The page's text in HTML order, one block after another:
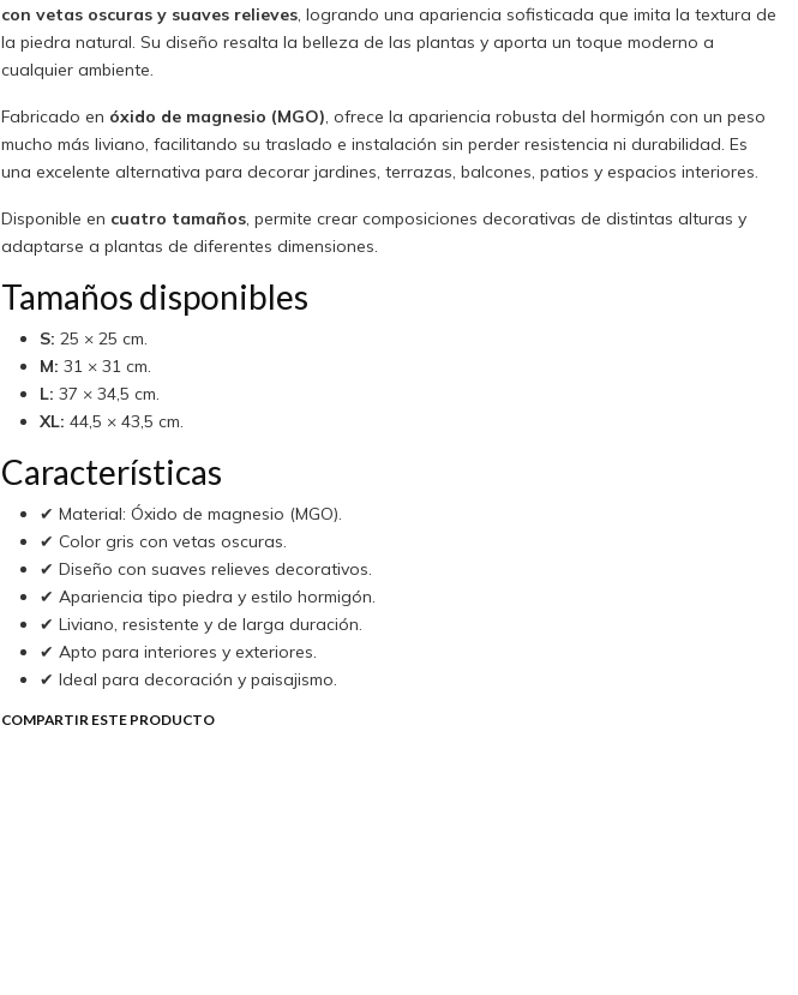
con vetas oscuras y suaves relieves, logrando una apariencia sofisticada que imita la textura de
la piedra natural. Su diseño resalta la belleza de las plantas y aporta un toque moderno a
cualquier ambiente.
Fabricado en óxido de magnesio (MGO), ofrece la apariencia robusta del hormigón con un peso
mucho más liviano, facilitando su traslado e instalación sin perder resistencia ni durabilidad. Es
una excelente alternativa para decorar jardines, terrazas, balcones, patios y espacios interiores.
Disponible en cuatro tamaños, permite crear composiciones decorativas de distintas alturas y
adaptarse a plantas de diferentes dimensiones.
Tamaños disponibles
S: 25 × 25 cm.
M: 31 × 31 cm.
L: 37 × 34,5 cm.
XL: 44,5 × 43,5 cm.
Características
✔ Material: Óxido de magnesio (MGO).
✔ Color gris con vetas oscuras.
✔ Diseño con suaves relieves decorativos.
✔ Apariencia tipo piedra y estilo hormigón.
✔ Liviano, resistente y de larga duración.
✔ Apto para interiores y exteriores.
✔ Ideal para decoración y paisajismo.
COMPARTIR ESTE PRODUCTO